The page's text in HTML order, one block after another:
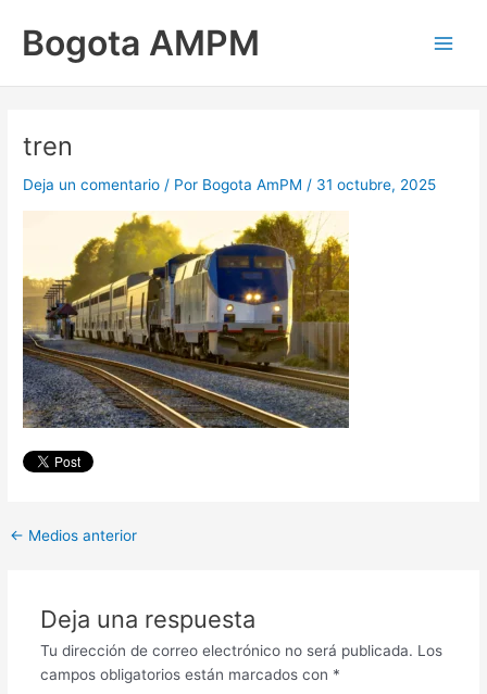
contenido
Bogota AMPM
tren
Deja un comentario / Por Bogota AmPM / 31 octubre, 2025
← Medios anterior
Deja una respuesta
Tu dirección de correo electrónico no será publicada. Los
campos obligatorios están marcados con *